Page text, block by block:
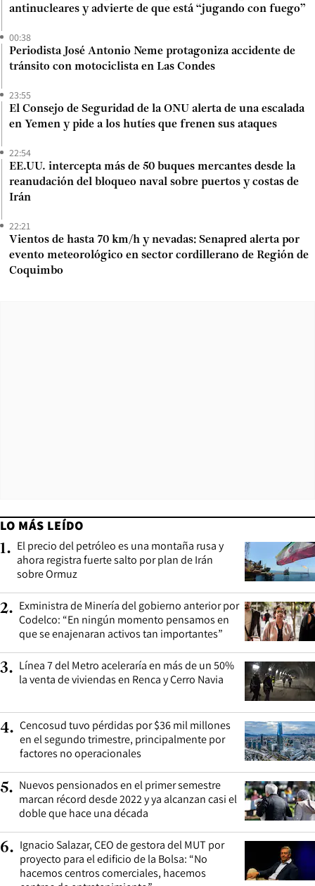
antinucleares y advierte de que está “jugando con fuego”
00:38
Periodista José Antonio Neme protagoniza accidente de
tránsito con motociclista en Las Condes
23:55
El Consejo de Seguridad de la ONU alerta de una escalada
en Yemen y pide a los hutíes que frenen sus ataques
22:54
EE.UU. intercepta más de 50 buques mercantes desde la
reanudación del bloqueo naval sobre puertos y costas de
Irán
22:21
Vientos de hasta 70 km/h y nevadas: Senapred alerta por
evento meteorológico en sector cordillerano de Región de
Coquimbo
LO MÁS LEÍDO
1. El precio del petróleo es una montaña rusa y
ahora registra fuerte salto por plan de Irán
sobre Ormuz
2. Exministra de Minería del gobierno anterior por
Codelco: “En ningún momento pensamos en
que se enajenaran activos tan importantes”
3. Línea 7 del Metro aceleraría en más de un 50%
la venta de viviendas en Renca y Cerro Navia
4. Cencosud tuvo pérdidas por $36 mil millones
en el segundo trimestre, principalmente por
factores no operacionales
5. Nuevos pensionados en el primer semestre
marcan récord desde 2022 y ya alcanzan casi el
doble que hace una década
6. Ignacio Salazar, CEO de gestora del MUT por
proyecto para el edificio de la Bolsa: “No
hacemos centros comerciales, hacemos